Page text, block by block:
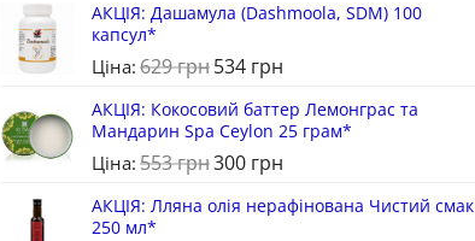
АКЦІЯ: Дашамула (Dashmoola, SDM) 100
капсул*
Ціна: 629грн534 грн
АКЦІЯ: Кокосовий баттер Лемонграс та
Мандарин Spa Ceylon 25 грам*
Ціна: 553грн300 грн
АКЦІЯ: Лляна олія нерафінована Чистий смак
250 мл*